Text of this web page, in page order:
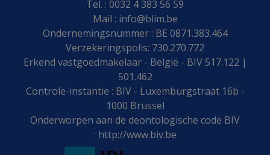
Tel. : 0032 4 383 56 59
Mail : info@blim.be
Ondernemingsnummer : BE 0871.383.464
Verzekeringspolis: 730.270.772
Erkend vastgoedmakelaar - België - BIV 517.122 |
501.462
Controle-instantie : BIV - Luxemburgstraat 16b -
1000 Brussel
Onderworpen aan de deontologische code BIV
: http://www.biv.be